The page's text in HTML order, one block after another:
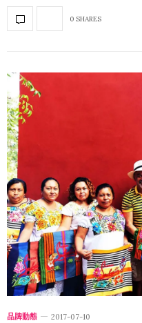
0 SHARES
品牌動態 2017-07-10